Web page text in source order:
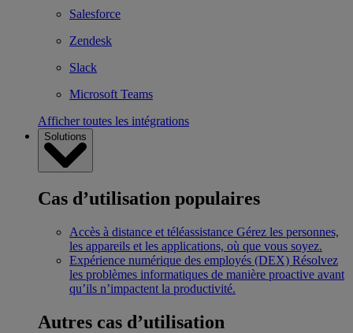
Salesforce
Zendesk
Slack
Microsoft Teams
Afficher toutes les intégrations
Solutions
Cas d’utilisation populaires
Accès à distance et téléassistance Gérez les personnes,
les appareils et les applications, où que vous soyez.
Expérience numérique des employés (DEX) Résolvez
les problèmes informatiques de manière proactive avant
qu’ils n’impactent la productivité.
Autres cas d’utilisation